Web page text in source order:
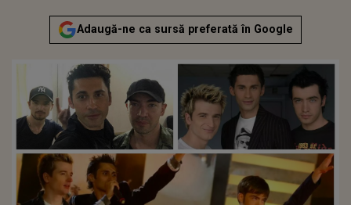
Adaugă-ne ca sursă preferată în Google